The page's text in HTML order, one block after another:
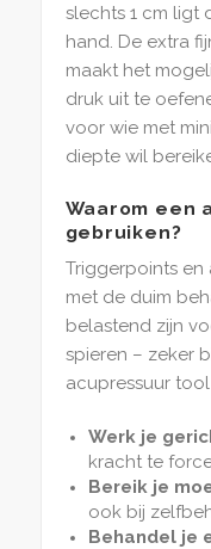
slechts 1 cm ligt
hand. De extra
maakt het
druk uit te
voor wie met
diepte wil
Waarom een
gebruiken?
Triggerpoints
met de duim
belastend zijn
spieren – zeker
acupressuur
Werk je
kracht te
Bereik je
ook bij
Behandel je